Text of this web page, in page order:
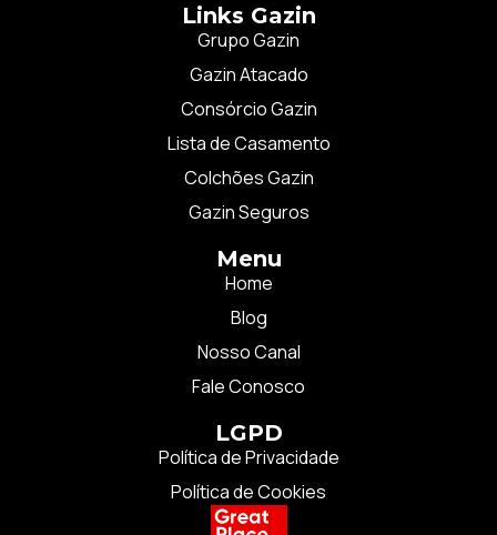
Links Gazin
Grupo Gazin
Gazin Atacado
Consórcio Gazin
Lista de Casamento
Colchões Gazin
Gazin Seguros
Menu
Home
Blog
Nosso Canal
Fale Conosco
LGPD
Política de Privacidade
Política de Cookies